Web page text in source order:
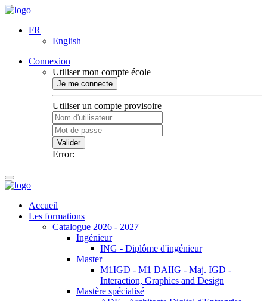
FR
English
Connexion
Utiliser mon compte école
Je me connecte
Utiliser un compte provisoire
Valider
Error:
Accueil
Les formations
Catalogue 2026 - 2027
Ingénieur
ING - Diplôme d'ingénieur
Master
M1IGD - M1 DAIIG - Maj. IGD -
Interaction, Graphics and Design
Mastère spécialisé